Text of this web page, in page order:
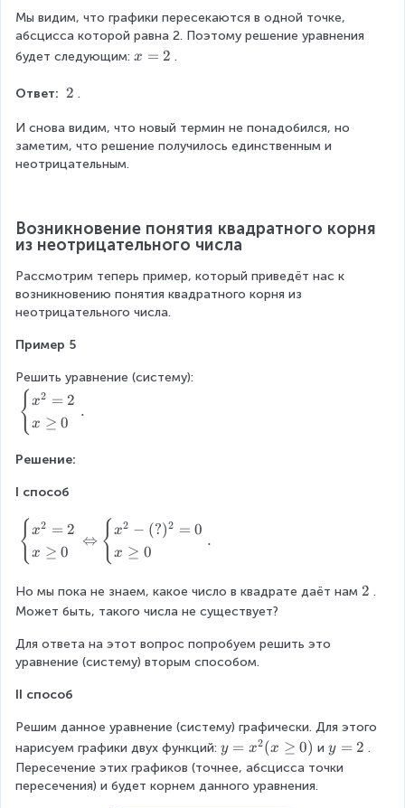
i
n
{
a
e
s
}
1
\
\
x
=
-
\
n
d
{
c
a
e
}
\
x
+
2
=
\
e
n
a
s
e
s
}
\
L
t
ri
g
h
a
o
w
\
e
g
n
{
a
s
s
}
x
i
n
{
a
e
s
}
{
2
-
1
^
=
\
\
x
\
g
q
e
n
d
{
c
a
s
e
s
\
L
ef
t
e
q
\
n
d
{
c
a
s
}
=
4
\
\
x
\
g
e
q
n
d
c
a
s
e
}
\
L
ef
ri
h
t
a
r
o
w
b
e
i
n
{
c
a
s
\
g
Мы видим, что графики пересекаются в одной точке,
абсцисса которой равна 2. Поэтому решение уравнения
будет следующим: x
x = 2 .
Ответ: \
2
2 .
И снова видим, что новый термин не понадобился, но
заметим, что решение получилось единственным и
неотрицательным.
Возникновение понятия квадратного корня
из неотрицательного числа
Рассмотрим теперь пример, который приведёт нас к
возникновению понятия квадратного корня из
неотрицательного числа.
Пример 5
Решить уравнение (систему):
\
b
e
g
n
c
a
s
s
}
^
{
2
=
2
\
\
x
{ x2 = 2
x ≥ 0
.
Решение:
I способ
\
b
e
i
n
{
c
a
s
s
}
x
^
{ x2 = 2
x ≥ 0
⇔ {x2 − (?)2 = 0
x ≥ 0
.
Но мы пока не знаем, какое число в квадрате даёт нам \
2 .
Может быть, такого числа не существует?
Для ответа на этот вопрос попробуем решить это
уравнение (систему) вторым способом.
II способ
Решим данное уравнение (систему) графически. Для этого
нарисуем графики двух функций: y
=
x
y = x2(x ≥ 0) и y
=
y = 2 .
Пересечение этих графиков (точнее, абсцисса точки
пересечения) и будет корнем данного уравнения.